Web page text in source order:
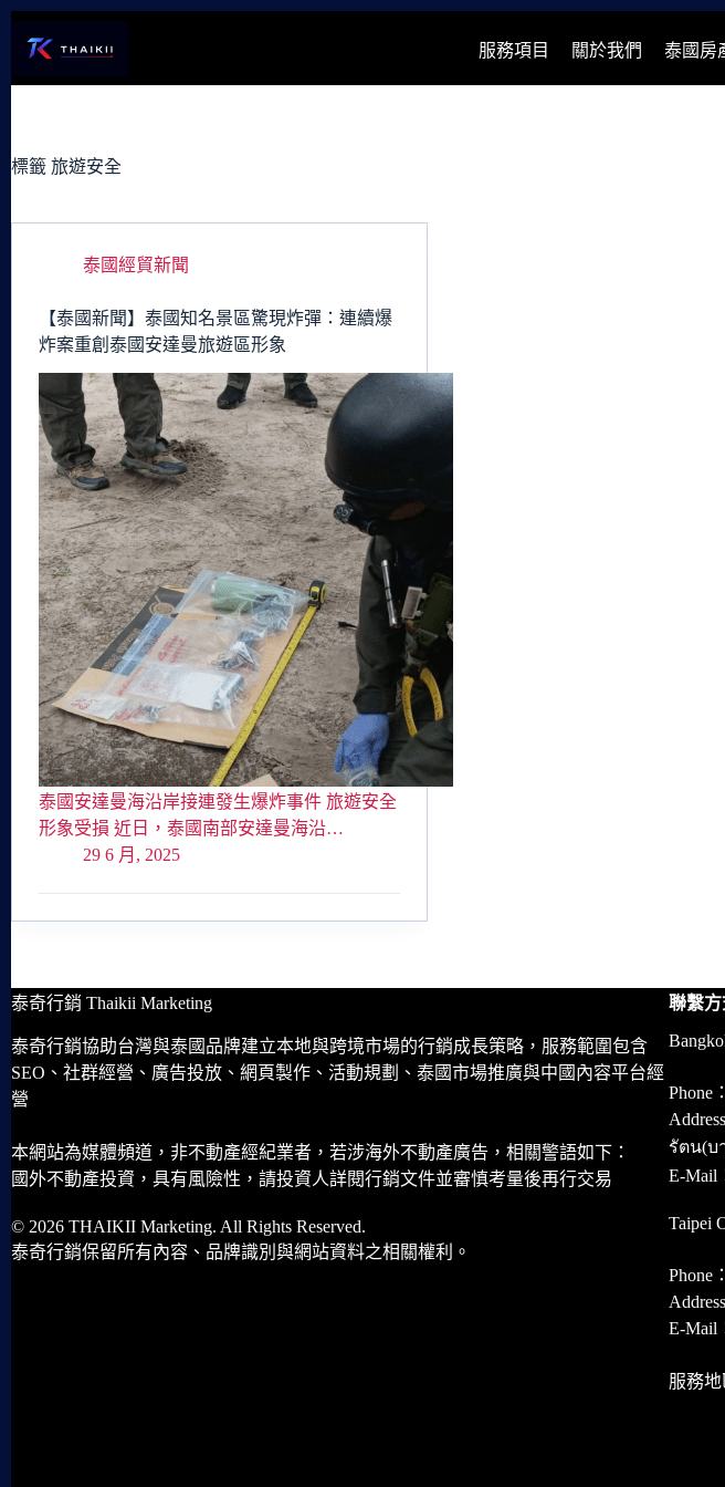
容
服務項目 關於我們 泰國房
標籤 旅遊安全
泰國經貿新聞
【泰國新聞】泰國知名景區驚現炸彈：連續爆
炸案重創泰國安達曼旅遊區形象
泰國安達曼海沿岸接連發生爆炸事件 旅遊安全
形象受損 近日，泰國南部安達曼海沿…
29 6 月, 2025
泰奇行銷 Thaikii Marketing
泰奇行銷協助台灣與泰國品牌建立本地與跨境市場的行銷成長策略，服務範圍包含
SEO、社群經營、廣告投放、網頁製作、活動規劃、泰國市場推廣與中國內容平台經
營
本網站為媒體頻道，非不動產經紀業者，若涉海外不動產廣告，相關警語如下：
國外不動產投資，具有風險性，請投資人詳閱行銷文件並審慎考量後再行交易
© 2026 THAIKII Marketing. All Rights Reserved.
泰奇行銷保留所有內容、品牌識別與網站資料之相關權利。
聯繫方
Phone
รัตน(บ
E-Mail
Taipei
Phone
E-Mail
服務